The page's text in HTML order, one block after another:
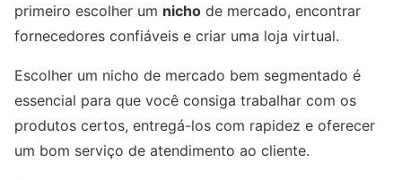
primeiro escolher um nicho de mercado, encontrar
fornecedores confiáveis e criar uma loja virtual.
Escolher um nicho de mercado bem segmentado é
essencial para que você consiga trabalhar com os
produtos certos, entregá-los com rapidez e oferecer
um bom serviço de atendimento ao cliente.